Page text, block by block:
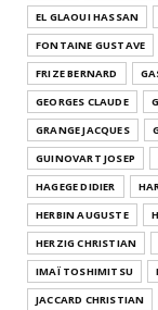
EL GLAOUI HASSAN
FONTAINE GUSTAVE
FRIZE BERNARD
GEORGES CLAUDE
GRANGE JACQUES
GUINOVART JOSEP
HAGEGE DIDIER
HERBIN AUGUSTE
HERZIG CHRISTIAN
IMAÏ TOSHIMITSU
JACCARD CHRISTIAN